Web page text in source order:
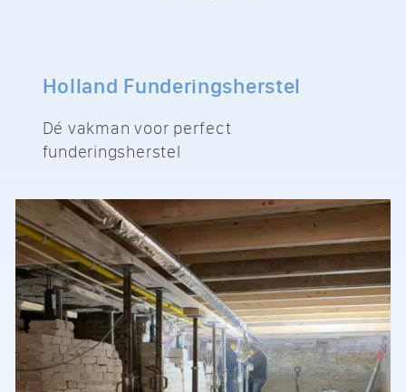
Holland Funderingsherstel
Dé vakman voor perfect
funderingsherstel